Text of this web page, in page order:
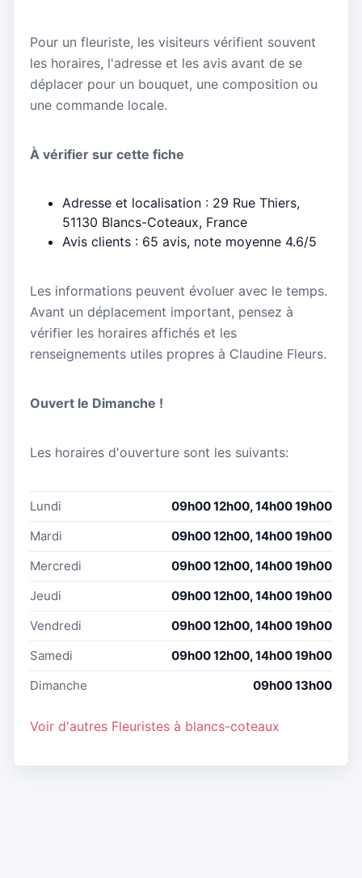
Pour un fleuriste, les visiteurs vérifient souvent
les horaires, l'adresse et les avis avant de se
déplacer pour un bouquet, une composition ou
une commande locale.
À vérifier sur cette fiche
Adresse et localisation : 29 Rue Thiers,
51130 Blancs-Coteaux, France
Avis clients : 65 avis, note moyenne 4.6/5
Les informations peuvent évoluer avec le temps.
Avant un déplacement important, pensez à
vérifier les horaires affichés et les
renseignements utiles propres à Claudine Fleurs.
Ouvert le Dimanche !
Les horaires d'ouverture sont les suivants:
Lundi
09h00 12h00, 14h00 19h00
Mardi
09h00 12h00, 14h00 19h00
Mercredi
09h00 12h00, 14h00 19h00
Jeudi
09h00 12h00, 14h00 19h00
Vendredi
09h00 12h00, 14h00 19h00
Samedi
09h00 12h00, 14h00 19h00
Dimanche
09h00 13h00
Voir d'autres Fleuristes à blancs-coteaux